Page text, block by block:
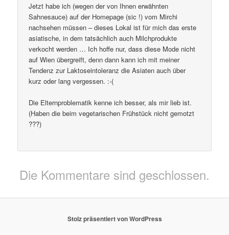
Jetzt habe ich (wegen der von Ihnen erwähnten
Sahnesauce) auf der Homepage (sic !) vom Mirchi
nachsehen müssen – dieses Lokal ist für mich das erste
asiatische, in dem tatsächlich auch Milchprodukte
verkocht werden … Ich hoffe nur, dass diese Mode nicht
auf Wien übergreift, denn dann kann ich mit meiner
Tendenz zur Laktoseintoleranz die Asiaten auch über
kurz oder lang vergessen. :-(
Die Elternproblematik kenne ich besser, als mir lieb ist.
(Haben die beim vegetarischen Frühstück nicht gemotzt
???)
Die Kommentare sind geschlossen.
Stolz präsentiert von WordPress